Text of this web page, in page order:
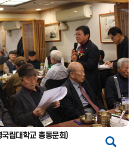
립대학교 총동문회)